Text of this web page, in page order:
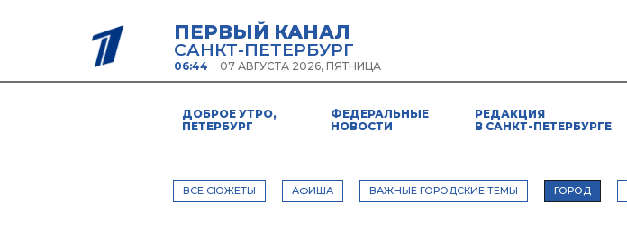
ПЕРВЫЙ КАНАЛ
САНКТ-ПЕТЕРБУРГ
06:44 07 АВГУСТА 2026, ПЯТНИЦА
ДОБРОЕ УТРО,
ПЕТЕРБУРГ
ФЕДЕРАЛЬНЫЕ
НОВОСТИ
РЕДАКЦИЯ
В САНКТ-ПЕТЕРБУРГЕ
ВСЕ СЮЖЕТЫ АФИША ВАЖНЫЕ ГОРОДСКИЕ ТЕМЫ ГОРОД